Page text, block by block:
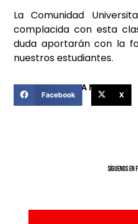
La Comunidad
complacida con esta
duda aportarán con la
nuestros estudiantes.
COMPARTIR ESTA NOTICIA
Facebook X
SíGUENOS EN